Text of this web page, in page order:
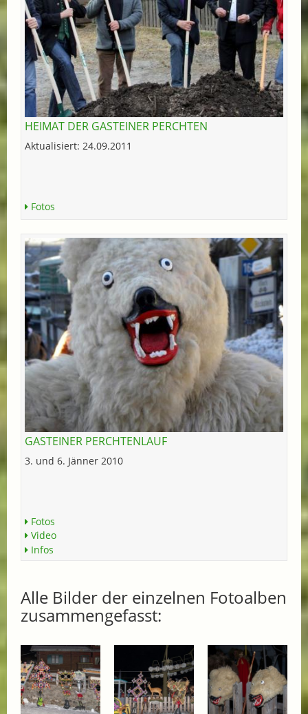
HEIMAT DER GASTEINER PERCHTEN
Aktualisiert: 24.09.2011
Fotos
GASTEINER PERCHTENLAUF
3. und 6. Jänner 2010
Fotos
Video
Infos
Alle Bilder der einzelnen Fotoalben
zusammengefasst: